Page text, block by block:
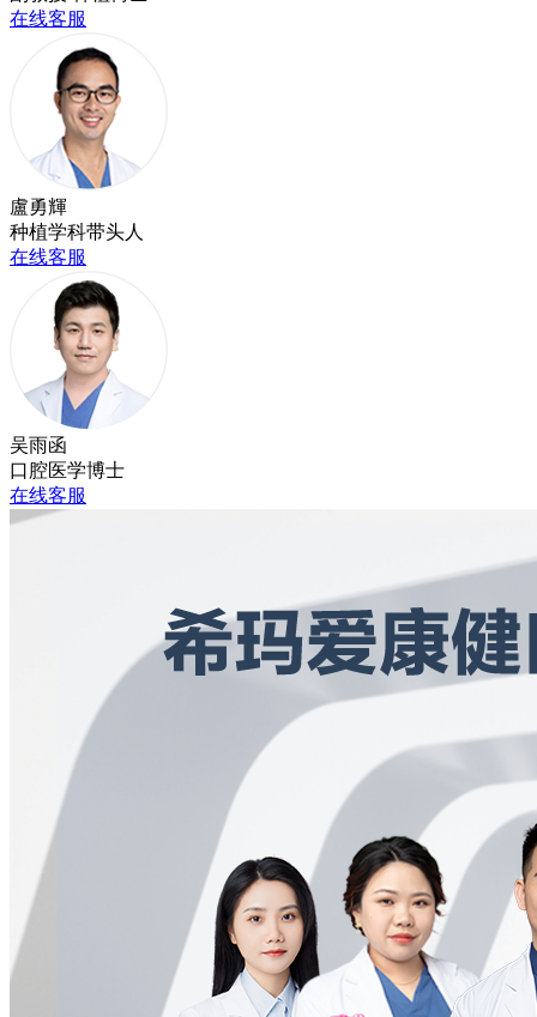
在线客服
盧勇輝
种植学科带头人
在线客服
吴雨函
口腔医学博士
在线客服